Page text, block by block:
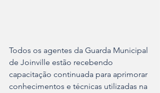
Todos os agentes da Guarda Municipal
de Joinville estão recebendo
capacitação continuada para aprimorar
conhecimentos e técnicas utilizadas na